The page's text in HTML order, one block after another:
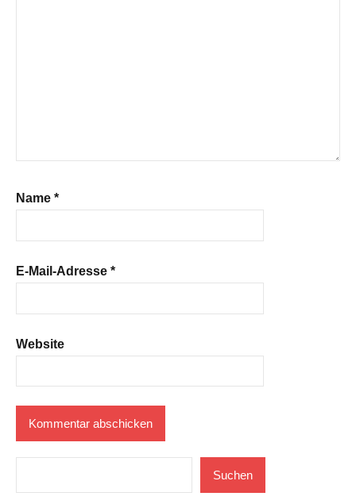
Name *
E-Mail-Adresse *
Website
Suchen